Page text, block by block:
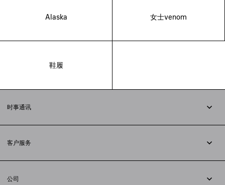
Alaska 女士venom
鞋履
时事通讯
客户服务
公司